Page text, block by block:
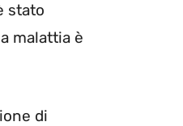
stato
malattia è
di